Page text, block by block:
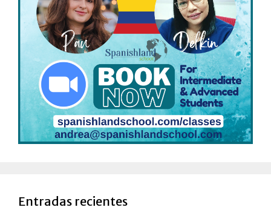
Entradas recientes